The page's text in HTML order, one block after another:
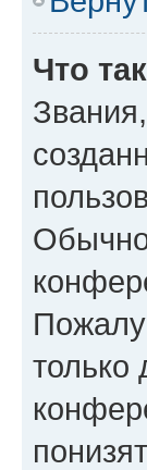
Что
только